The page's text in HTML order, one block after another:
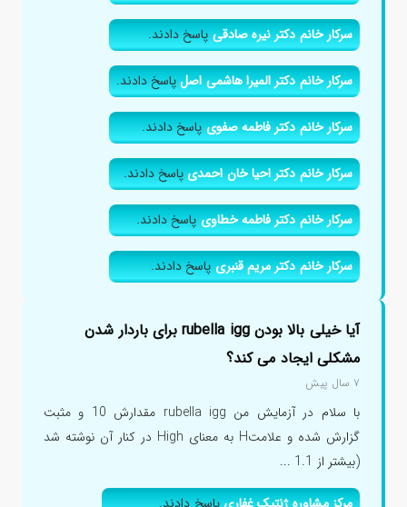
سرکار خانم دکتر نیره صادقیپاسخ دادند.
سرکار خانم دکتر المیرا هاشمی اصلپاسخ دادند.
سرکار خانم دکتر فاطمه صفویپاسخ دادند.
سرکار خانم دکتر احیا خان احمدیپاسخ دادند.
سرکار خانم دکتر فاطمه خطاویپاسخ دادند.
سرکار خانم دکتر مریم قنبریپاسخ دادند.
آیا خیلی بالا بودن rubella igg برای باردار شدن
مشکلی ایجاد می کند؟
۷ سال پیش
با سلام در آزمایش من rubella igg مقدارش 10 و مثبت
گزارش شده و علامتH به معنای High در کنار آن نوشته شد
(بیشتر از 1.1 ...